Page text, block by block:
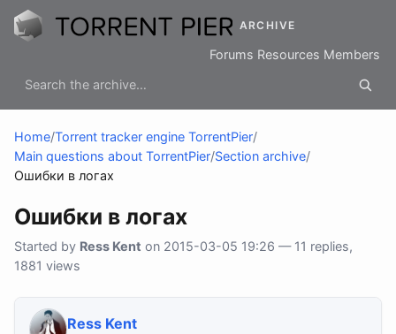
ARCHIVE
Forums Resources Members
Home/Torrent tracker engine TorrentPier/
Main questions about TorrentPier/Section archive/
Ошибки в логах
Ошибки в логах
Started by Ress Kent on 2015-03-05 19:26 — 11 replies,
1881 views
Ress Kent